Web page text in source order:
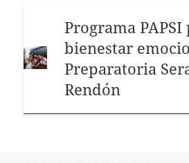
Programa
bienestar
Preparatoria
Rendón